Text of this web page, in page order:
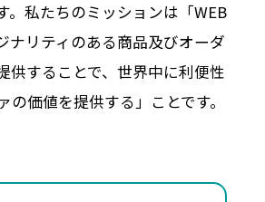
私たちのミッションは「WEB
ナリティのある商品及びオーダ
することで、 世界中に利便性
の価値を提供する」ことです。